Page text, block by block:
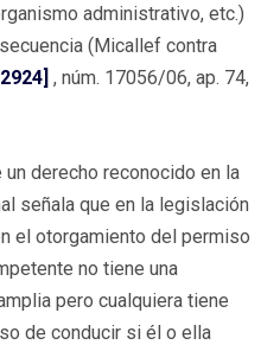
administrativo, etc.)
(Micallef contra
, núm. 17056/06, ap. 74,
derecho reconocido en la
señala que en la legislación
el otorgamiento del permiso
no tiene una
pero cualquiera tiene
de conducir si él o ella